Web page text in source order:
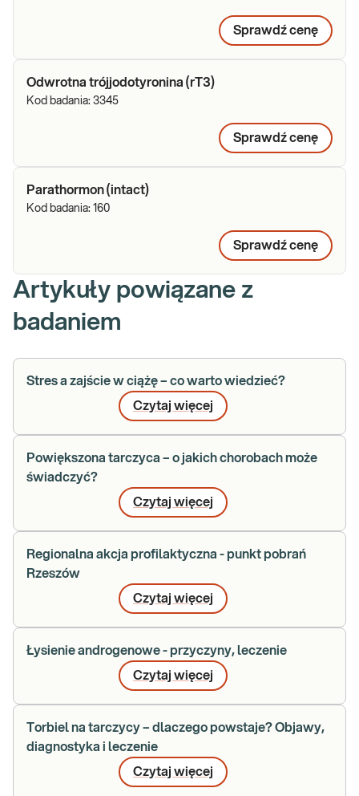
Sprawdź cenę
Odwrotna trójjodotyronina (rT3)
Kod badania: 3345
Sprawdź cenę
Parathormon (intact)
Kod badania: 160
Sprawdź cenę
Artykuły powiązane z
badaniem
Stres a zajście w ciążę – co warto wiedzieć?
Czytaj więcej
Powiększona tarczyca – o jakich chorobach może
świadczyć?
Czytaj więcej
Regionalna akcja profilaktyczna - punkt pobrań
Rzeszów
Czytaj więcej
Łysienie androgenowe - przyczyny, leczenie
Czytaj więcej
Torbiel na tarczycy – dlaczego powstaje? Objawy,
diagnostyka i leczenie
Czytaj więcej